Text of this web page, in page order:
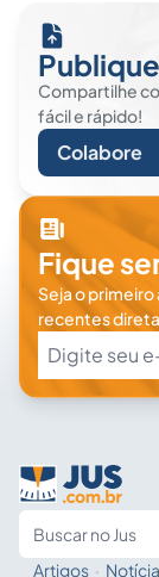
Compartilhe
fácil e rápido!
Colabore
Fique
Seja o primeiro
recentes
Artigos ·